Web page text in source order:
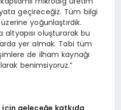
geçireceğiz. Tüm bilgi
yoğunlaştırdık.
oluşturarak bu
yer almak. Tabi tüm
de ilham kaynağı
benimsiyoruz.”
geleceğe katkıda